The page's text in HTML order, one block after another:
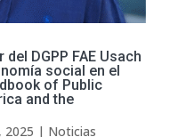
DGPP FAE Usach
social en el
of Public
and the
2025 | Noticias